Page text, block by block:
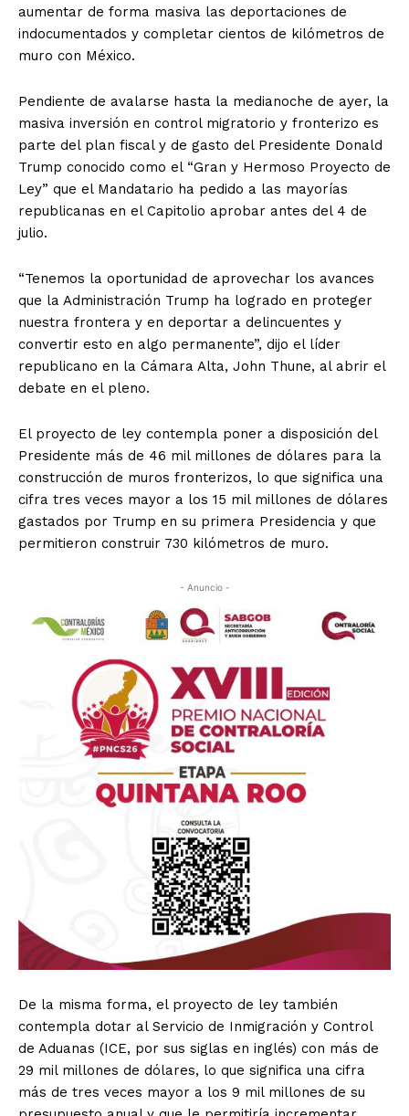
aumentar de forma masiva las deportaciones de
indocumentados y completar cientos de kilómetros de
muro con México.
Pendiente de avalarse hasta la medianoche de ayer, la
masiva inversión en control migratorio y fronterizo es
parte del plan fiscal y de gasto del Presidente Donald
Trump conocido como el “Gran y Hermoso Proyecto de
Ley” que el Mandatario ha pedido a las mayorías
republicanas en el Capitolio aprobar antes del 4 de
julio.
“Tenemos la oportunidad de aprovechar los avances
que la Administración Trump ha logrado en proteger
nuestra frontera y en deportar a delincuentes y
convertir esto en algo permanente”, dijo el líder
republicano en la Cámara Alta, John Thune, al abrir el
debate en el pleno.
El proyecto de ley contempla poner a disposición del
Presidente más de 46 mil millones de dólares para la
construcción de muros fronterizos, lo que significa una
cifra tres veces mayor a los 15 mil millones de dólares
gastados por Trump en su primera Presidencia y que
permitieron construir 730 kilómetros de muro.
- Anuncio -
De la misma forma, el proyecto de ley también
contempla dotar al Servicio de Inmigración y Control
de Aduanas (ICE, por sus siglas en inglés) con más de
29 mil millones de dólares, lo que significa una cifra
más de tres veces mayor a los 9 mil millones de su